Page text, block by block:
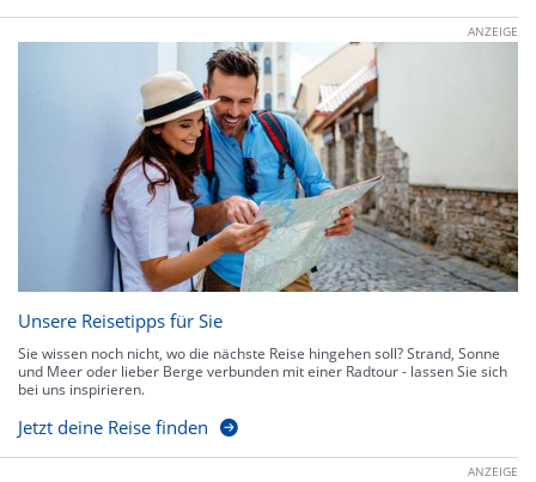
ANZEIGE
Unsere Reisetipps für Sie
Sie wissen noch nicht, wo die nächste Reise hingehen soll? Strand, Sonne
und Meer oder lieber Berge verbunden mit einer Radtour - lassen Sie sich
bei uns inspirieren.
Jetzt deine Reise finden
ANZEIGE